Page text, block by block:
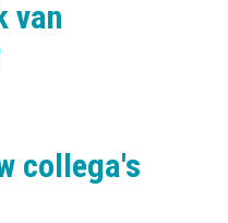
van
collega's